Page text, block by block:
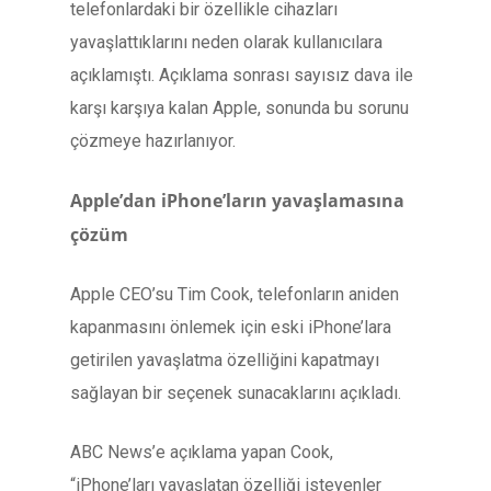
telefonlardaki bir özellikle cihazları
yavaşlattıklarını neden olarak kullanıcılara
açıklamıştı. Açıklama sonrası sayısız dava ile
karşı karşıya kalan Apple, sonunda bu sorunu
çözmeye hazırlanıyor.
Apple’dan iPhone’ların yavaşlamasına
çözüm
Apple CEO’su Tim Cook, telefonların aniden
kapanmasını önlemek için eski iPhone’lara
getirilen yavaşlatma özelliğini kapatmayı
sağlayan bir seçenek sunacaklarını açıkladı.
ABC News’e açıklama yapan Cook,
“iPhone’ları yavaşlatan özelliği isteyenler